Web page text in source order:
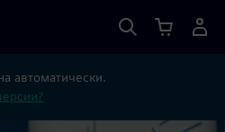
автоматически.